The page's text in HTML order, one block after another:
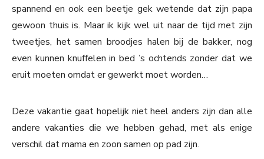
spannend en ook een beetje gek wetende dat zijn papa
gewoon thuis is. Maar ik kijk wel uit naar de tijd met zijn
tweetjes, het samen broodjes halen bij de bakker, nog
even kunnen knuffelen in bed ’s ochtends zonder dat we
eruit moeten omdat er gewerkt moet worden…
Deze vakantie gaat hopelijk niet heel anders zijn dan alle
andere vakanties die we hebben gehad, met als enige
verschil dat mama en zoon samen op pad zijn.